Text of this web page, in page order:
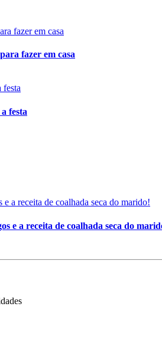
fazer em casa
festa
e a receita de coalhada seca do